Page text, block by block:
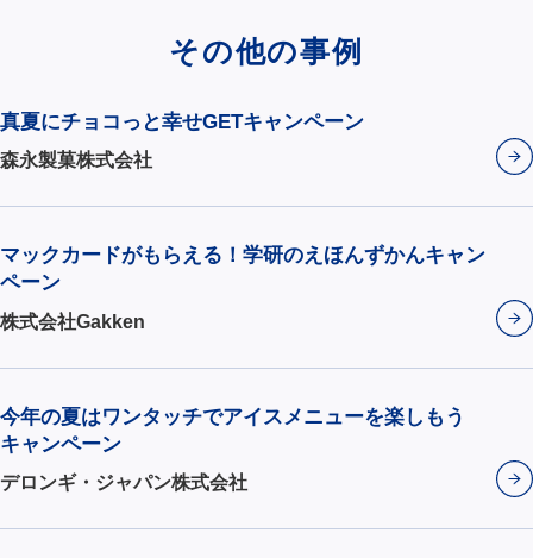
その他の事例
真夏にチョコっと幸せGETキャンペーン
森永製菓株式会社
マックカードがもらえる！学研のえほんずかんキャン
ペーン
株式会社Gakken
今年の夏はワンタッチでアイスメニューを楽しもう
キャンペーン
デロンギ・ジャパン株式会社